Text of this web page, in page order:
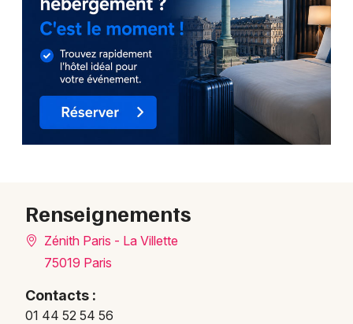
Renseignements
Zénith Paris - La Villette
75019 Paris
Contacts :
01 44 52 54 56